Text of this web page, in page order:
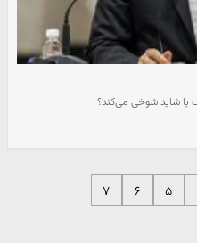
یا شاید شوخی می‌کند؟
۵ ۶ ۷